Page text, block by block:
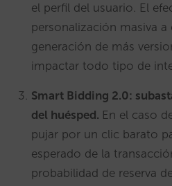
el perfil del usuario. El
personalización masiva a
generación de más
impactar todo tipo de
Smart Bidding 2.0:
del huésped. En el caso
pujar por un clic barato
esperado de la
probabilidad de reserva